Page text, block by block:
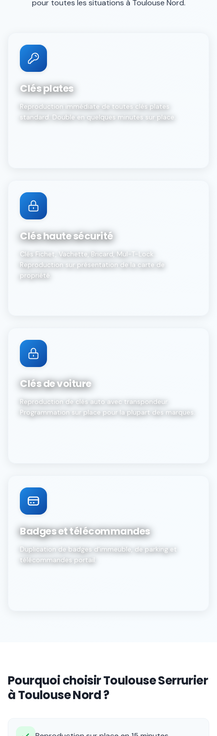
pour toutes les situations à Toulouse Nord.
Clés plates
Reproduction immédiate de toutes clés plates
standard. Double en quelques minutes sur place.
Clés haute sécurité
Clés Fichet, Vachette, Bricard, Mul-T-Lock...
Reproduction sur présentation de la carte de
propriété.
Clés de voiture
Reproduction de clés auto avec transpondeur.
Programmation sur place pour la plupart des marques.
Badges et télécommandes
Duplication de badges d'immeuble, de parking et
télécommandes portail.
Pourquoi choisir Toulouse Serrurier
à Toulouse Nord ?